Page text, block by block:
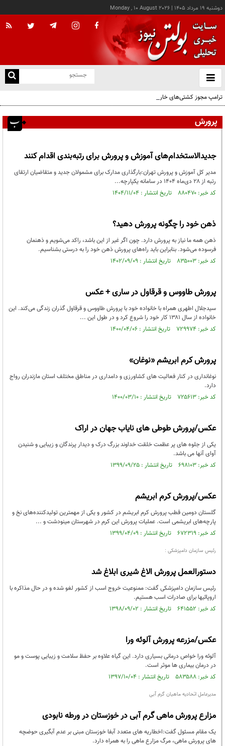
دوشنبه ۱۹ مرداد ۱۴۰۵ |
Monday , 10 August 2026
باز
و
ترامپ مجوز کشتی‌های خارجی برای حمل نفت در آمریکا را تمدید کرد
پرورش
جدیدالاستخدام‌های آموزش و پرورش برای رتبه‌بندی اقدام کنند
مدیر کل آموزش و پرورش تهران:بارگذاری مدارک برای مشمولان جدید و متقاضیان ارتقای
رتبه از ۲۸ دی‌ماه ۱۴۰۴ در سامانه یکپارچه...
کد خبر: ۸۸۰۴۷۰ تاریخ انتشار : ۱۴۰۴/۱۱/۰۴
ذهن خود را چگونه پرورش دهید؟
ذهن همه ما نیاز به پرورش دارد. چون اگر غیر از این باشد، راکد می‌شویم و ذهنمان
فرسوده می‌شود. بنابراین باید راه‌های پرورش ذهن خود را به درستی بشناسیم.
کد خبر: ۸۳۵۰۰۳ تاریخ انتشار : ۱۴۰۲/۰۹/۰۹
پرورش طاووس و قرقاول در ساری + عکس
سیدجلال اطهری همراه با خانواده خود با پرورش طاووس و قرقاول گذران زندگی می‌کند. این
خانواده از سال ۱۳۸۱ کار خود را شروع کرد و در طول این ...
کد خبر: ۷۲۹۹۷۴ تاریخ انتشار : ۱۴۰۰/۰۴/۰۶
پرورش کرم ابریشم «نوغان»
نوغانداری در کنار فعالیت های کشاورزی و دامداری در مناطق مختلف استان مازندران رواج
دارد.
کد خبر: ۷۲۵۶۱۳ تاریخ انتشار : ۱۴۰۰/۰۳/۱۰
عکس/پرورش طوطی های نایاب جهان در اراک
یکی از جلوه های پر عظمت خلقت خداوند بزرگ درک و دیدار پرندگان و زیبایی و شنیدن
آوای آنها می باشد.
کد خبر: ۶۹۸۱۰۳ تاریخ انتشار : ۱۳۹۹/۰۹/۲۵
عکس/پرورش کرم ابریشم
گلستان دومین قطب پرورش کرم ابریشم در کشور و یکی از مهمترین تولیدکننده‌های نخ و
پارچه‌های ابریشمی است. عملیات پرورش این کرم در شهرستان مینودشت و ...
کد خبر: ۶۷۲۳۱۹ تاریخ انتشار : ۱۳۹۹/۰۴/۰۹
رئیس سازمان دامپزشکی :
دستورالعمل پرورش الاغ شیری ابلاغ شد
رئیس سازمان دامپزشکی گفت: ممنوعیت خروج اسب از کشور لغو شده و در حال مذاکره با
اروپائیها برای صادرات اسب هستیم.
کد خبر: ۶۴۱۵۵۲ تاریخ انتشار : ۱۳۹۸/۰۹/۰۲
عکس/مزرعه پرورش آلوئه ورا
آلوئه ورا خواص درمانی بسیاری دارد. این گیاه علاوه بر حفظ سلامت و زیبایی پوست و مو
در درمان بیماری ها موثر است.
کد خبر: ۵۸۳۵۸۸ تاریخ انتشار : ۱۳۹۷/۱۰/۰۴
مدیرعامل اتحادیه ماهیان گرم آبی
مزارع پرورش ماهی گرم آبی در خوزستان در ورطه نابودی
یک مقام مسئول گفت:اخطاریه های متعدد آبفا خوزستان مبنی بر عدم آبگیری حوضچه
های پرورش ماهی، مرگ مزارع ماهی را به همراه دارد.